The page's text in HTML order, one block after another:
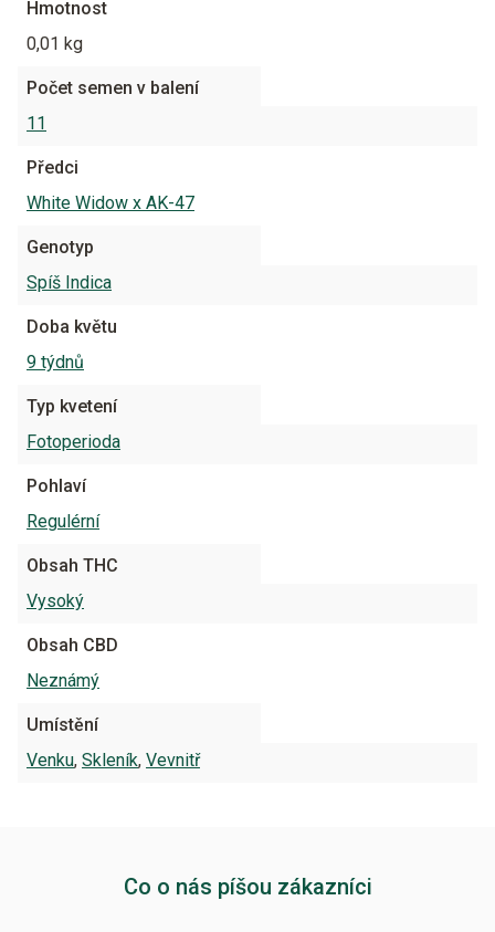
Hmotnost
0,01 kg
Počet semen v balení
11
Předci
White Widow x AK-47
Genotyp
Spíš Indica
Doba květu
9 týdnů
Typ kvetení
Fotoperioda
Pohlaví
Regulérní
Obsah THC
Vysoký
Obsah CBD
Neznámý
Umístění
Venku, Skleník, Vevnitř
Co o nás píšou zákazníci